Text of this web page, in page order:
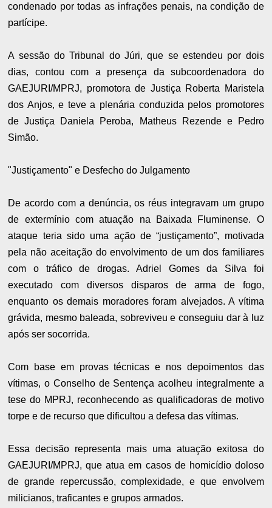
condenado por todas as infrações penais, na condição de
partícipe.
A sessão do Tribunal do Júri, que se estendeu por dois
dias, contou com a presença da subcoordenadora do
GAEJURI/MPRJ, promotora de Justiça Roberta Maristela
dos Anjos, e teve a plenária conduzida pelos promotores
de Justiça Daniela Peroba, Matheus Rezende e Pedro
Simão.
"Justiçamento" e Desfecho do Julgamento
De acordo com a denúncia, os réus integravam um grupo
de extermínio com atuação na Baixada Fluminense. O
ataque teria sido uma ação de “justiçamento”, motivada
pela não aceitação do envolvimento de um dos familiares
com o tráfico de drogas. Adriel Gomes da Silva foi
executado com diversos disparos de arma de fogo,
enquanto os demais moradores foram alvejados. A vítima
grávida, mesmo baleada, sobreviveu e conseguiu dar à luz
após ser socorrida.
Com base em provas técnicas e nos depoimentos das
vítimas, o Conselho de Sentença acolheu integralmente a
tese do MPRJ, reconhecendo as qualificadoras de motivo
torpe e de recurso que dificultou a defesa das vítimas.
Essa decisão representa mais uma atuação exitosa do
GAEJURI/MPRJ, que atua em casos de homicídio doloso
de grande repercussão, complexidade, e que envolvem
milicianos, traficantes e grupos armados.